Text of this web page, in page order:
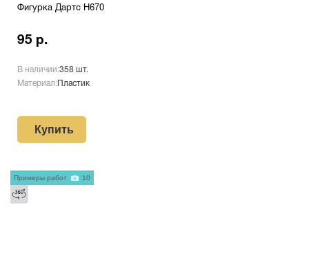
Фигурка Дартс H670
95 р.
В наличии:358 шт.
Материал: Пластик
Купить
Примеры работ 10